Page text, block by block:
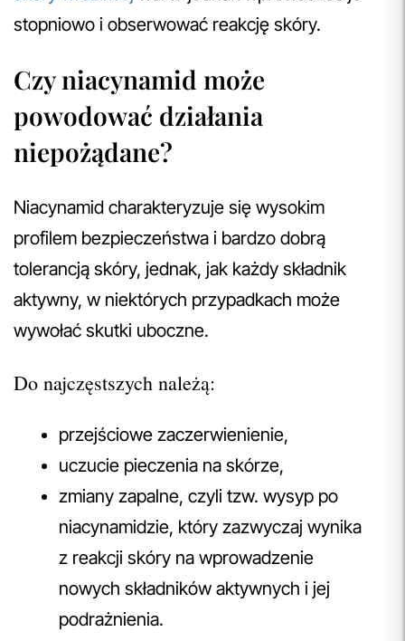
stopniowo i obserwować reakcję skóry.
Czy niacynamid może
powodować działania
niepożądane?
Niacynamid charakteryzuje się wysokim
profilem bezpieczeństwa i bardzo dobrą
tolerancją skóry, jednak, jak każdy składnik
aktywny, w niektórych przypadkach może
wywołać skutki uboczne.
Do najczęstszych należą:
przejściowe zaczerwienienie,
uczucie pieczenia na skórze,
zmiany zapalne, czyli tzw. wysyp po
niacynamidzie, który zazwyczaj wynika
z reakcji skóry na wprowadzenie
nowych składników aktywnych i jej
podrażnienia.